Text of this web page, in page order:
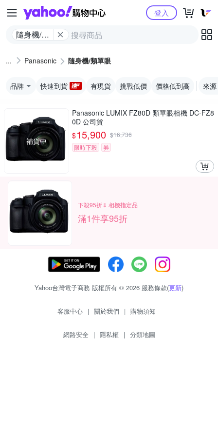
Yahoo購物中心
隨身機/類
登入
Panasonic 隨身機/類單眼
品牌 快速到貨 有現貨 挑戰低價 價格低到高 來源
補貨中
Panasonic LUMIX FZ80D 類單眼相機 DC-FZ8
0D 公司貨
$15,900 $16,736
限時下殺
券
下殺95折⇓ 相機指定品
滿1件享95折
Yahoo台灣電子商務 版權所有 © 2026 服務條款(更新)
客服中心 | 關於我們 | 購物須知
網路安全 | 隱私權 | 分類地圖